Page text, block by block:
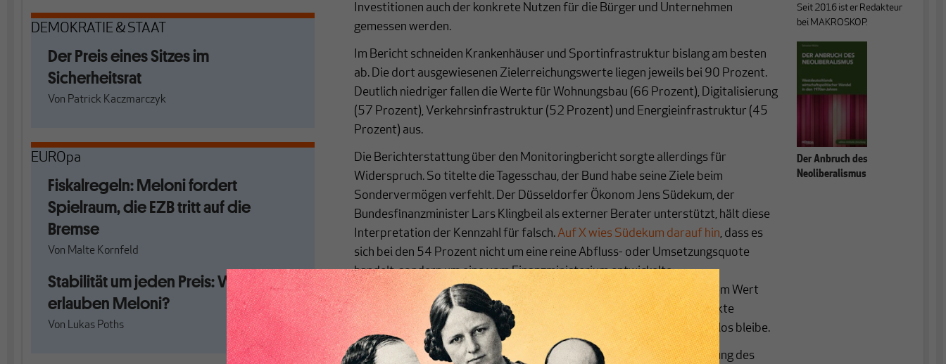
DEMOKRATIE & STAAT
Der Preis eines Sitzes im
Sicherheitsrat
Von Patrick Kaczmarczyk
EUROpa
Fiskalregeln: Meloni fordert
Spielraum, die EZB tritt auf die
Bremse
Von Malte Kornfeld
Stabilität um jeden Preis: Was
erlauben Meloni?
Von Lukas Poths
Investitionen auch der konkrete Nutzen für die Bürger und Unternehmen
gemessen werden.
Im Bericht schneiden Krankenhäuser und Sportinfrastruktur bislang am besten
ab. Die dort ausgewiesenen Zielerreichungswerte liegen jeweils bei 90 Prozent.
Deutlich niedriger fallen die Werte für Wohnungsbau (66 Prozent), Digitalisierung
(57 Prozent), Verkehrsinfrastruktur (52 Prozent) und Energieinfrastruktur (45
Prozent) aus.
Die Berichterstattung über den Monitoringbericht sorgte allerdings für
Widerspruch. So titelte die Tagesschau, der Bund habe seine Ziele beim
Sondervermögen verfehlt. Der Düsseldorfer Ökonom Jens Südekum, der
Bundesfinanzminister Lars Klingbeil als externer Berater unterstützt, hält diese
Interpretation der Kennzahl für falsch.Auf X wies Südekum darauf hin, dass es
sich bei den 54 Prozent nicht um eine reine Abfluss- oder Umsetzungsquote
handelt, sondern um eine vom Finanzministerium entwickelte
Fortschrittskennzahl, die unterschiedliche Indikatoren bündelt. Aus dem Wert
allein lasse sich daher weder ableiten, dass knapp die Hälfte der Projekte
gescheitert sei, noch dass das Sondervermögen weitgehend wirkungslos bleibe.
Die Zahlen fallen in eine Phase, in der die Bundesregierung die Bedeutung des
Seit 2016 ist er Redakteur
bei MAKROSKOP.
Der Anbruch des
Neoliberalismus